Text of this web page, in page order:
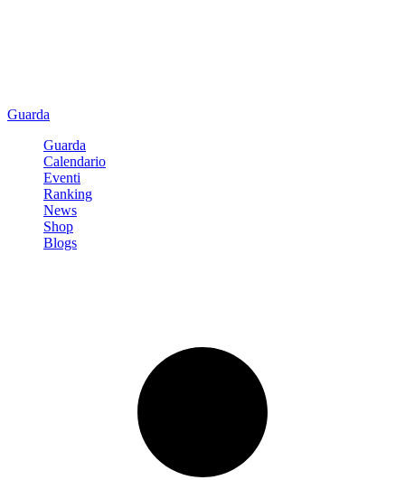
Guarda
Guarda
Calendario
Eventi
Ranking
News
Shop
Blogs